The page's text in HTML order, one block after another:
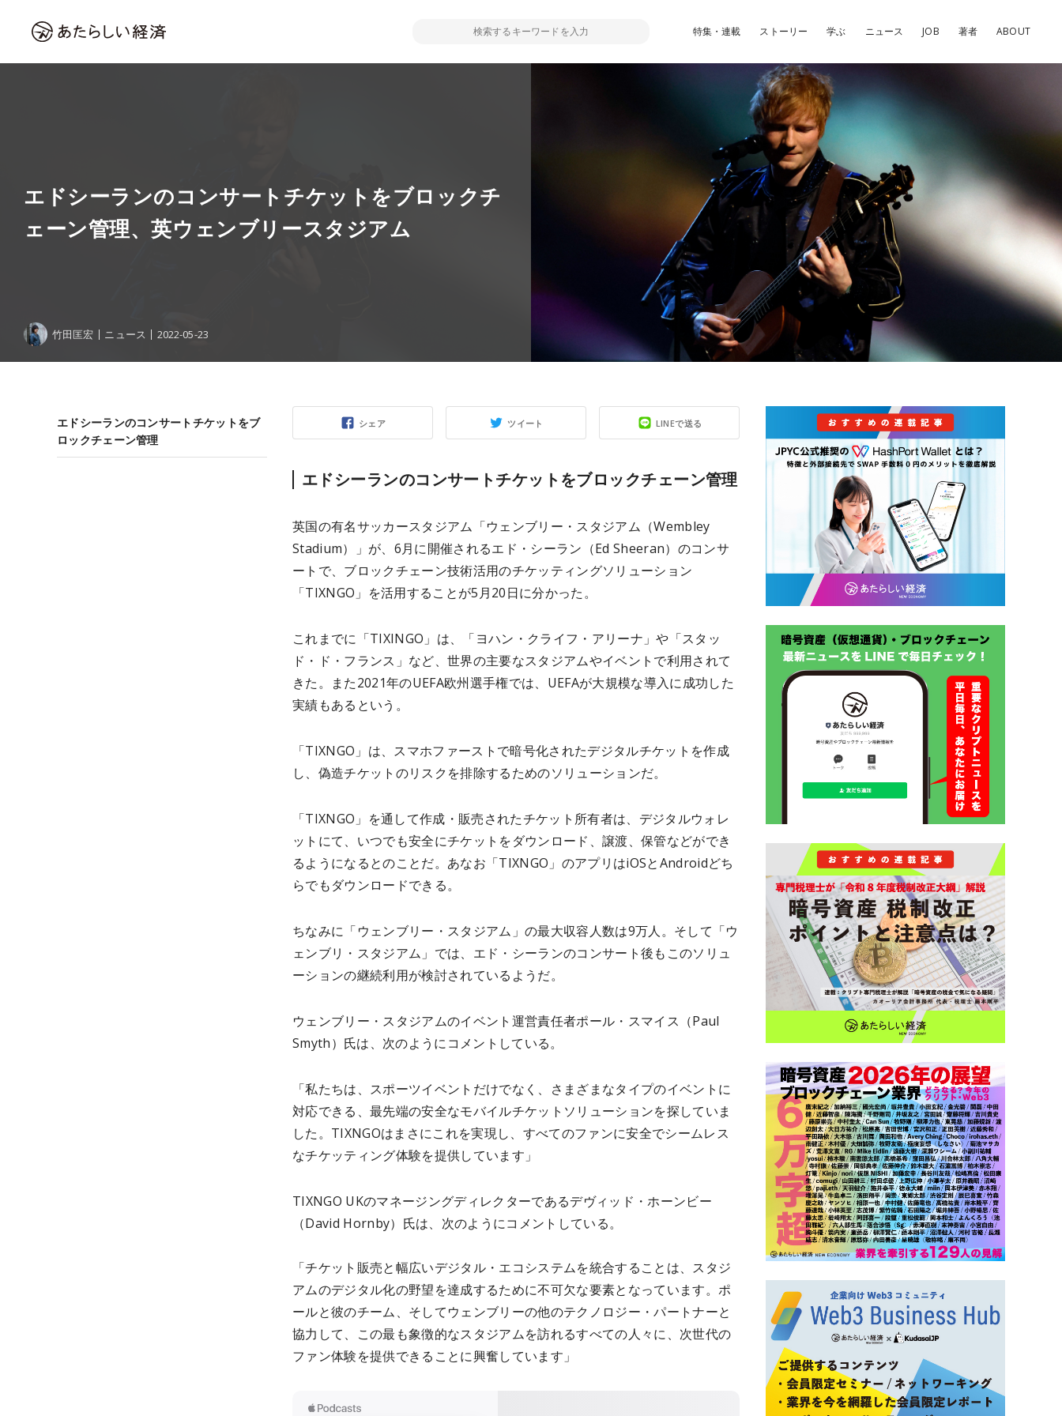
特集・連載 ストーリー 学ぶ ニュース JOB 著者 ABOUT
エドシーランのコンサートチケットをブロックチ
ェーン管理、英ウェンブリースタジアム
竹田匡宏 ニュース 2022-05-23
シェア ツイート LINEで送る
エドシーランのコンサートチケットをブロックチェーン管理
英国の有名サッカースタジアム「ウェンブリー・スタジアム（Wembley
Stadium）」が、6月に開催されるエド・シーラン（Ed Sheeran）のコンサ
ートで、ブロックチェーン技術活用のチケッティングソリューション
「TIXNGO」を活用することが5月20日に分かった。
これまでに「TIXINGO」は、「ヨハン・クライフ・アリーナ」や「スタッ
ド・ド・フランス」など、世界の主要なスタジアムやイベントで利用されて
きた。また2021年のUEFA欧州選手権では、UEFAが大規模な導入に成功した
実績もあるという。
「TIXNGO」は、スマホファーストで暗号化されたデジタルチケットを作成
し、偽造チケットのリスクを排除するためのソリューションだ。
「TIXNGO」を通して作成・販売されたチケット所有者は、デジタルウォレ
ットにて、いつでも安全にチケットをダウンロード、譲渡、保管などができ
るようになるとのことだ。あなお 「TIXNGO」のアプリはiOSとAndroidどち
らでもダウンロードできる。
ちなみに「ウェンブリー・スタジアム」の最大収容人数は9万人。そして「ウ
ェンブリ・スタジアム」では、エド・シーランのコンサート後もこのソリュ
ーションの継続利用が検討されているようだ。
ウェンブリー・スタジアムのイベント運営責任者ポール・スマイス（Paul
Smyth）氏は、次のようにコメントしている。
「私たちは、スポーツイベントだけでなく、さまざまなタイプのイベントに
対応できる、最先端の安全なモバイルチケットソリューションを探していま
した。TIXNGOはまさにこれを実現し、すべてのファンに安全でシームレス
なチケッティング体験を提供しています」
TIXNGO UKのマネージングディレクターであるデヴィッド・ホーンビー
（David Hornby）氏は、次のようにコメントしている。
「チケット販売と幅広いデジタル・エコシステムを統合することは、スタジ
アムのデジタル化の野望を達成するために不可欠な要素となっています。ポ
ールと彼のチーム、そしてウェンブリーの他のテクノロジー・パートナーと
協力して、この最も象徴的なスタジアムを訪れるすべての人々に、次世代の
ファン体験を提供できることに興奮しています」
エドシーランのコンサートチケットをブ
ロックチェーン管理